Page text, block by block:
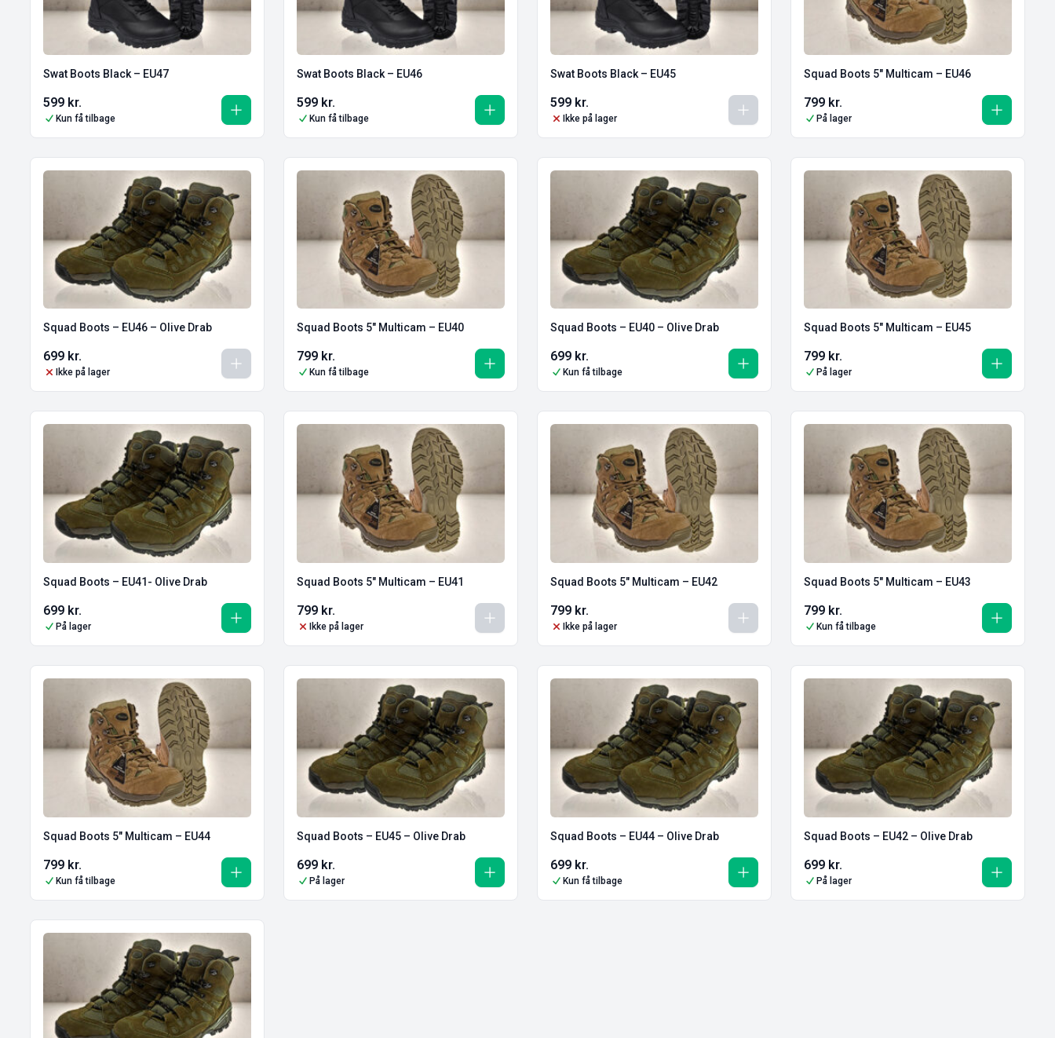
Swat Boots Black – EU47
599 kr.
Kun få tilbage
Swat Boots Black – EU46
599 kr.
Kun få tilbage
Swat Boots Black – EU45
599 kr.
Ikke på lager
Squad Boots 5″ Multicam – EU46
799 kr.
På lager
Squad Boots – EU46 – Olive Drab
699 kr.
Ikke på lager
Squad Boots 5″ Multicam – EU40
799 kr.
Kun få tilbage
Squad Boots – EU40 – Olive Drab
699 kr.
Kun få tilbage
Squad Boots 5″ Multicam – EU45
799 kr.
På lager
Squad Boots – EU41- Olive Drab
699 kr.
På lager
Squad Boots 5″ Multicam – EU41
799 kr.
Ikke på lager
Squad Boots 5″ Multicam – EU42
799 kr.
Ikke på lager
Squad Boots 5″ Multicam – EU43
799 kr.
Kun få tilbage
Squad Boots 5″ Multicam – EU44
799 kr.
Kun få tilbage
Squad Boots – EU45 – Olive Drab
699 kr.
På lager
Squad Boots – EU44 – Olive Drab
699 kr.
Kun få tilbage
Squad Boots – EU42 – Olive Drab
699 kr.
På lager